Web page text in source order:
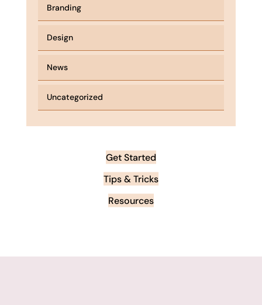
Branding
Design
News
Uncategorized
Get Started
Tips & Tricks
Resources